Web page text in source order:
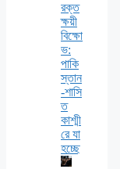
রক্ত
ক্ষয়ী
বিক্ষো
ভ:
পাকি
স্তান
-শাসি
ত
কাশ্মী
রে যা
হচ্ছে